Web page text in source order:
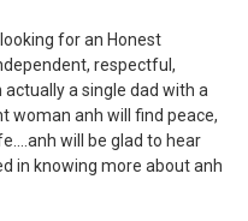
for an Honest
respectful,
a single dad with a
woman anh will find peace,
will be glad to hear
in knowing more about anh